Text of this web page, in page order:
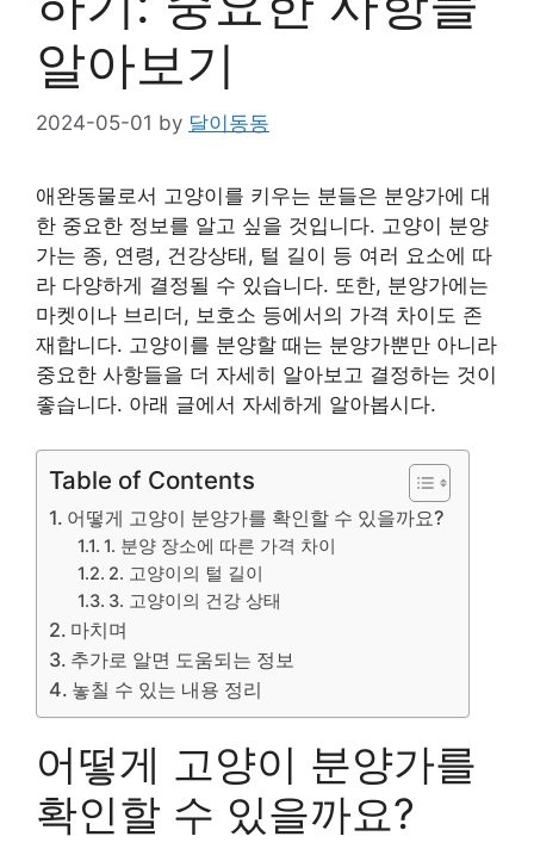
알아보기
2024-05-01 by 달이동동
애완동물로서 고양이를 키우는 분들은 분양가에 대
한 중요한 정보를 알고 싶을 것입니다. 고양이 분양
가는 종, 연령, 건강상태, 털 길이 등 여러 요소에 따
라 다양하게 결정될 수 있습니다. 또한, 분양가에는
마켓이나 브리더, 보호소 등에서의 가격 차이도 존
재합니다. 고양이를 분양할 때는 분양가뿐만 아니라
중요한 사항들을 더 자세히 알아보고 결정하는 것이
좋습니다. 아래 글에서 자세하게 알아봅시다.
Table of Contents
어떻게 고양이 분양가를 확인할 수 있을까요?
1. 분양 장소에 따른 가격 차이
2. 고양이의 털 길이
3. 고양이의 건강 상태
마치며
추가로 알면 도움되는 정보
놓칠 수 있는 내용 정리
어떻게 고양이 분양가를
확인할 수 있을까요?